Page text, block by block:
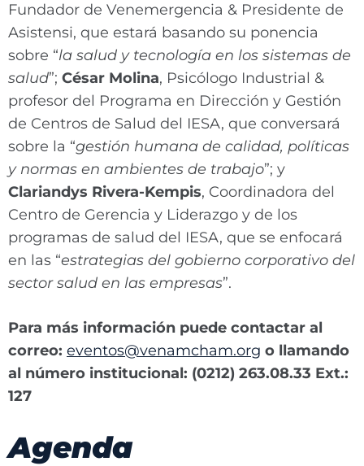
Fundador de Venemergencia & Presidente de
Asistensi, que estará basando su ponencia
sobre “la salud y tecnología en los sistemas de
salud”; César Molina, Psicólogo Industrial &
profesor del Programa en Dirección y Gestión
de Centros de Salud del IESA, que conversará
sobre la “gestión humana de calidad, políticas
y normas en ambientes de trabajo”; y
Clariandys Rivera-Kempis, Coordinadora del
Centro de Gerencia y Liderazgo y de los
programas de salud del IESA, que se enfocará
en las “estrategias del gobierno corporativo del
sector salud en las empresas”.
Para más información puede contactar al
correo: eventos@venamcham.org o llamando
al número institucional: (0212) 263.08.33 Ext.:
127
Agenda